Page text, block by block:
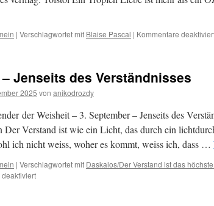
| Verschlagwortet mit Blaise Pascal | Kommentare
Jenseits des Verständnisses
2025 von anikodrozdy
der Weisheit – 3. September – Jenseits des
Verstand ist wie ein Licht, das durch ein
ich nicht weiss, woher es kommt, weiss ich, dass …
| Verschlagwortet mit Daskalos/Der Verstand ist das
für